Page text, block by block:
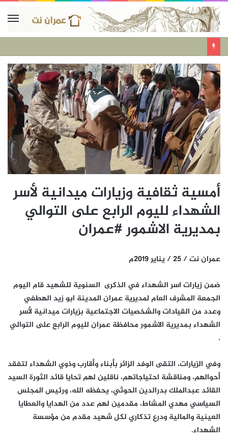
أمسية ثقافية وزيارات ميدانية لأسر
الشهداء لليوم الرابع على التوالي
بمديرية الاشمور #عمران
عمران نت / 25 / يناير 2019م
ضمن زيارات اسر الشهداء في الذكرى السنوية للشهيد قام اليوم
الجمعة المشرف العام لمديرية عمران المدينة ابو زيد الهطفي
وعدد من القيادات والشخصيات الاجتماعية بزيارات ميدانية لأسر
الشهداء بمديرية الاشمور محافظة عمران لليوم الرابع على التوالي
.
وفي الزيارات، التقى الوفد الزائر بأبناء وأقارب وذوي الشهداء لتفقد
أحوالهم، ومناقشة احتياجاتهم، ناقلين لهم تحايا قائد الثورة السيد
القائد عبدالملك بدرالدين الحوثي، يحفظه الله، ورئيس المجلس
السياسي مهدي المشاط، مقدمين لهم عدد من الهدايا والعطايا
العينية والمالية ودرع تذكاري لكل شهيد مقدم من مؤسسة
الشهداء.